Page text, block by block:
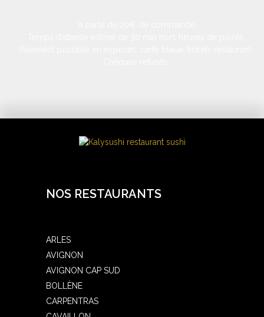
NOS RESTAURANTS
ARLES
AVIGNON
AVIGNON CAP SUD
BOLLÈNE
CARPENTRAS